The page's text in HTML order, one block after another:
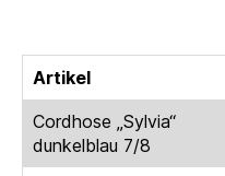
Artikel
Cordhose „Sylvia“
dunkelblau 7/8